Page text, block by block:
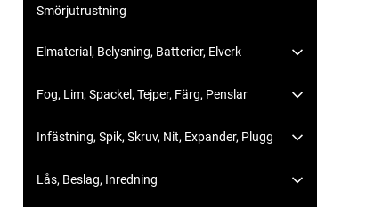
Smörjutrustning
Elmaterial, Belysning, Batterier, Elverk
Fog, Lim, Spackel, Tejper, Färg, Penslar
Infästning, Spik, Skruv, Nit, Expander, Plugg
Lås, Beslag, Inredning